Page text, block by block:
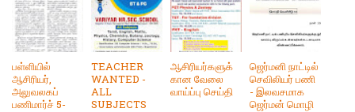
பள்ளியில்
ஆசிரியர்,
அலுவலகப்
பணிமார்ச் 5-
TEACHER
WANTED -
ALL
SUBJECTS
ஆசிரியர்களுக்
கான வேலை
வாய்ப்பு செய்தி
ஜெர்மனி நாட்டில்
செவிலியர் பணி
- இலவசமாக
ஜெர்மன் மொழி